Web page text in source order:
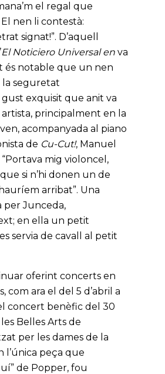
el regal que
El nen li contestà:
signat!”. D’aquell
El Noticiero Universal enva
és notable que un nen
la seguretat
exquisit que anit va
principalment en la
acompanyada al piano
de Cu-Cut!, Manuel
mig violoncel,
si n’hi donen un de
arribat”. Una
per Junceda,
en ella un petit
servia de cavall al petit
oferint concerts en
com ara el del 5 d’abril a
el concert benèfic del 30
Belles Arts de
per les dames de la
l’única peça que
de Popper, fou